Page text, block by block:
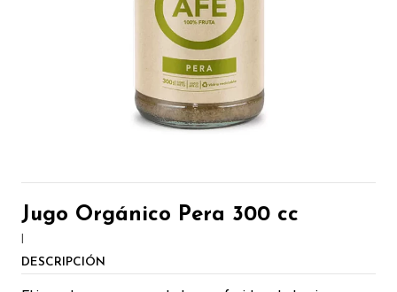
Jugo Orgánico Pera 300 cc
|
DESCRIPCIÓN